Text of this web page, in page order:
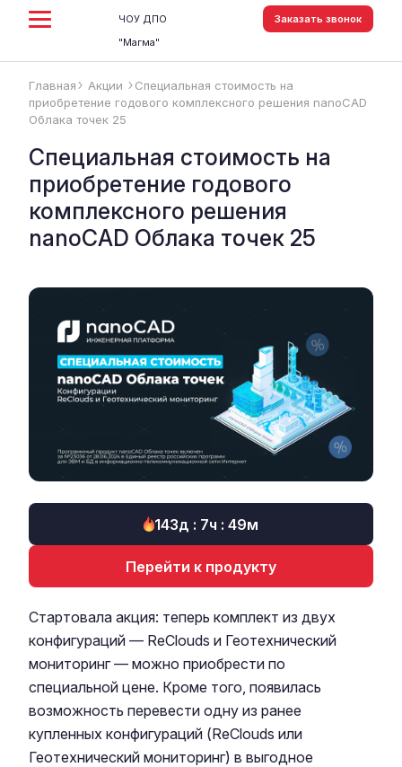
ЧОУ ДПО
"Магма"
Заказать звонок
Главная arrow_forward_ios Акции arrow_forward_ios Специальная стоимость на
приобретение годового комплексного решения nanoCAD
Облака точек 25
Специальная стоимость на
приобретение годового
комплексного решения
nanoCAD Облака точек 25
143д : 7ч : 49м
Перейти к продукту
Стартовала акция: теперь комплект из двух
конфигураций — ReClouds и Геотехнический
мониторинг — можно приобрести по
специальной цене. Кроме того, появилась
возможность перевести одну из ранее
купленных конфигураций (ReClouds или
Геотехнический мониторинг) в выгодное